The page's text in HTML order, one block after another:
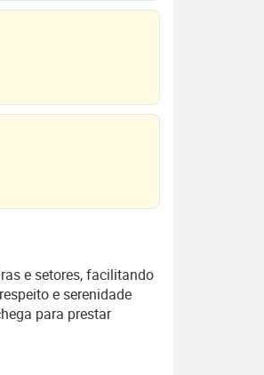
e setores, facilitando
e serenidade
para prestar